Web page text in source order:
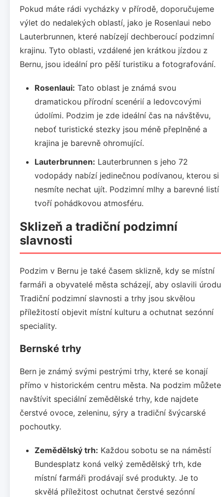
Pokud máte rádi vycházky v přírodě, doporučujeme
výlet do nedalekých oblastí, jako je Rosenlaui nebo
Lauterbrunnen, které nabízejí dechberoucí podzimní
krajinu. Tyto oblasti, vzdálené jen krátkou jízdou z
Bernu, jsou ideální pro pěší turistiku a fotografování.
Rosenlaui: Tato oblast je známá svou
dramatickou přírodní scenérií a ledovcovými
údolími. Podzim je zde ideální čas na návštěvu,
neboť turistické stezky jsou méně přeplněné a
krajina je barevně ohromující.
Lauterbrunnen: Lauterbrunnen s jeho 72
vodopády nabízí jedinečnou podívanou, kterou si
nesmíte nechat ujít. Podzimní mlhy a barevné listí
tvoří pohádkovou atmosféru.
Sklizeň a tradiční podzimní
slavnosti
Podzim v Bernu je také časem sklizně, kdy se místní
farmáři a obyvatelé města scházejí, aby oslavili
Tradiční podzimní slavnosti a trhy jsou skvělou
příležitostí objevit místní kulturu a ochutnat sezónní
speciality.
Bernské trhy
Bern je známý svými pestrými trhy, které se konají
přímo v historickém centru města. Na podzim můžete
navštívit speciální zemědělské trhy, kde najdete
čerstvé ovoce, zeleninu, sýry a tradiční švýcarské
pochoutky.
Zemědělský trh: Každou sobotu se na náměstí
Bundesplatz koná velký zemědělský trh, kde
místní farmáři prodávají své produkty. Je to
skvělá příležitost ochutnat čerstvé sezónní